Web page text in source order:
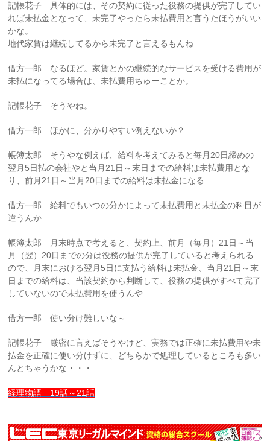
記帳花子 具体的には、その契約に従った役務の提供が完了してい
れば未払金となって、未完了やったら未払費用と言うたほうがいい
かな。
地代家賃は継続してるから未完了と言えるもんね
借方一郎 なるほど。家賃とかの継続的なサービスを受ける費用が
未払になってる場合は、未払費用ちゅーことか。
記帳花子 そうやね。
借方一郎 ほかに、分かりやすい例えないか？
帳簿太郎 そうやな例えば、給料を考えてみると毎月20日締めの
翌月5日払の会社やと当月21日～末日までの給料は未払費用とな
り、前月21日～当月20日までの給料は未払金になる
借方一郎 給料でもいつの分かによって未払費用と未払金の科目が
違うんか
帳簿太郎 月末時点で考えると、契約上、前月（毎月）21日～当
月（翌）20日までの分は役務の提供が完了していると考えられる
ので、月末における翌月5日に支払う給料は未払金、当月21日～末
日までの給料は、当該契約から判断して、役務の提供がすべて完了
していないので未払費用を使うんや
借方一郎 使い分け難しいな～
記帳花子 厳密に言えばそうやけど、実務では正確に未払費用や未
払金を正確に使い分けずに、どちらかで処理しているところも多い
んとちゃうかな・・・
経理物語 19話～21話